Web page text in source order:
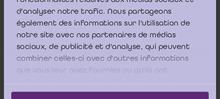
d'analyser notre trafic. Nous partageons
également des informations sur l'utilisation de
notre site avec nos partenaires de médias
sociaux, de publicité et d'analyse, qui peuvent
combiner celles-ci avec d'autres informations
que vous leur avez fournies ou qu'ils ont
services.
cessation du mandat de commissaire